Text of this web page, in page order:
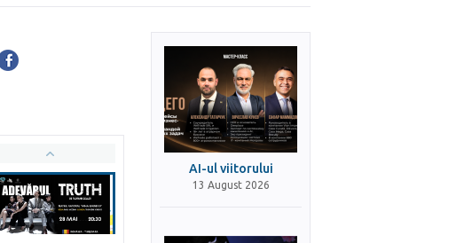
AI-ul viitorului
13 August 2026